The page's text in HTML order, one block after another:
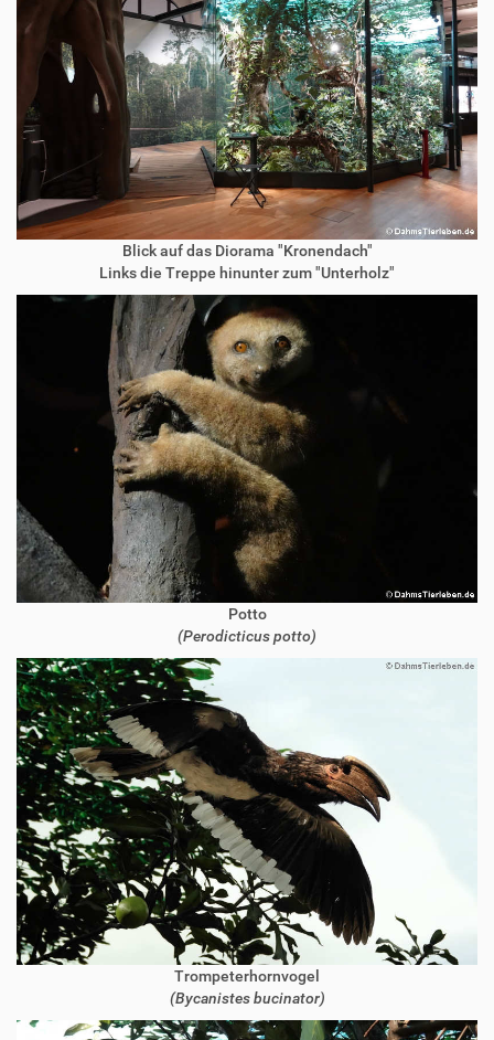
Blick auf das Diorama "Kronendach"
Links die Treppe hinunter zum "Unterholz"
Potto
(Perodicticus potto)
Trompeterhornvogel
(Bycanistes bucinator)